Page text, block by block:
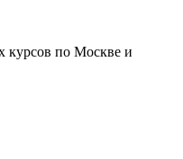
курсов по Москве и